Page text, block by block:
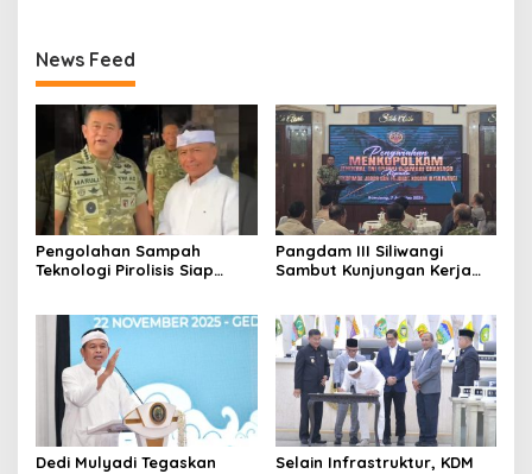
News Feed
Pengolahan Sampah
Teknologi Pirolisis Siap
Barat
Pangdam III Siliwangi
Sambut Kunjungan Kerja
Dedi Mulyadi Tegaskan
Selain Infrastruktur, KDM